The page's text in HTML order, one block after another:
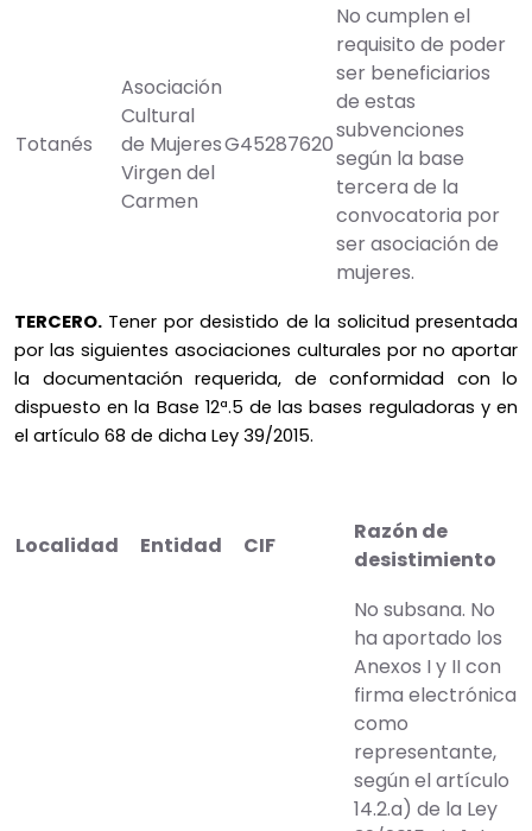
Totanés
Asociación
Cultural
de Mujeres
Virgen del
Carmen
G45287620
No cumplen el
requisito de poder
ser beneficiarios
de estas
subvenciones
según la base
tercera de la
convocatoria por
ser asociación de
mujeres.
TERCERO. Tener por desistido de la solicitud presentada
por las siguientes asociaciones culturales por no aportar
la documentación requerida, de conformidad con lo
dispuesto en la Base 12ª.5 de las bases reguladoras y en
el artículo 68 de dicha Ley 39/2015.
Localidad Entidad CIF
Razón de
desistimiento
No subsana. No
ha aportado los
Anexos I y II con
firma electrónica
como
representante,
según el artículo
14.2.a) de la Ley